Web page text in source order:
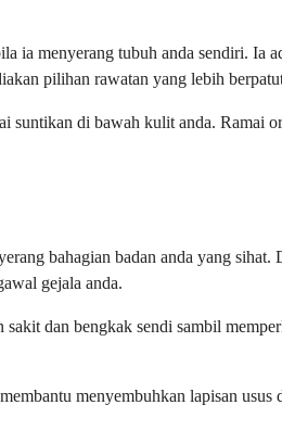
ia menyerang tubuh anda sendiri.
pilihan rawatan yang lebih
di bawah kulit anda. Ramai
bahagian badan anda yang
gejala anda.
dan bengkak sendi sambil
menyembuhkan lapisan